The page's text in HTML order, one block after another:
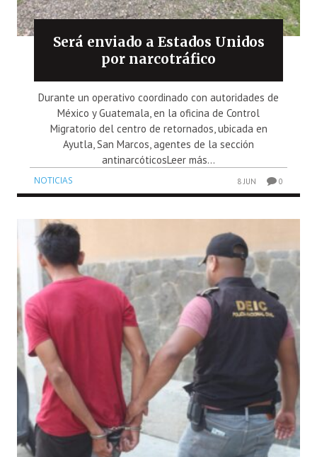
Será enviado a Estados Unidos
por narcotráfico
Durante un operativo coordinado con autoridades de
México y Guatemala, en la oficina de Control
Migratorio del centro de retornados, ubicada en
Ayutla, San Marcos, agentes de la sección
antinarcóticosLeer más...
NOTICIAS 8 JUN 0